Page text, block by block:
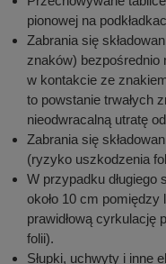
pionowej na
Zabrania się
znaków) bezpośrednio
w kontakcie ze
to powstanie trwałych
nieodwracalną utratę
Zabrania się
(ryzyko uszkodzenia
W przypadku długiego
około 10 cm
prawidłową cyrkulację
folii).
Słupki, uchwyty i inne